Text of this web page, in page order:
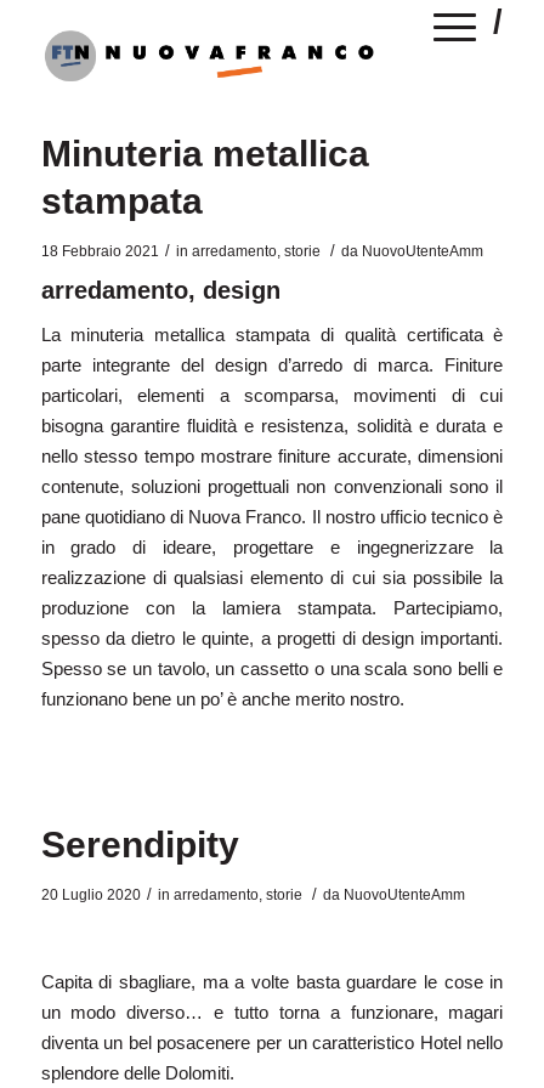
Minuteria metallica
stampata
18 Febbraio 2021 / in arredamento, storie / da NuovoUtenteAmm
arredamento, design
La minuteria metallica stampata di qualità certificata è
parte integrante del design d’arredo di marca. Finiture
particolari, elementi a scomparsa, movimenti di cui
bisogna garantire fluidità e resistenza, solidità e durata e
nello stesso tempo mostrare finiture accurate, dimensioni
contenute, soluzioni progettuali non convenzionali sono il
pane quotidiano di Nuova Franco. Il nostro ufficio tecnico è
in grado di ideare, progettare e ingegnerizzare la
realizzazione di qualsiasi elemento di cui sia possibile la
produzione con la lamiera stampata. Partecipiamo,
spesso da dietro le quinte, a progetti di design importanti.
Spesso se un tavolo, un cassetto o una scala sono belli e
funzionano bene un po’ è anche merito nostro.
Serendipity
20 Luglio 2020 / in arredamento, storie / da NuovoUtenteAmm
Capita di sbagliare, ma a volte basta guardare le cose in
un modo diverso… e tutto torna a funzionare, magari
diventa un bel posacenere per un caratteristico Hotel nello
splendore delle Dolomiti.